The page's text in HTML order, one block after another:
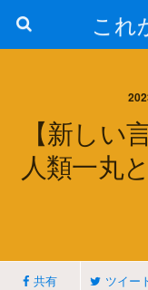
これ
【新しい
人類一丸
共有 ツイー